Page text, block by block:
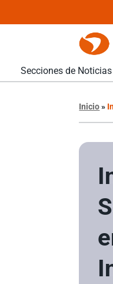
Secciones de Noticias
Inicio»